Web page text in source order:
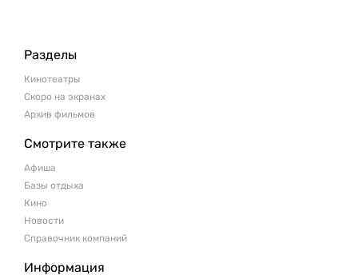
Разделы
Кинотеатры
Скоро на экранах
Архив фильмов
Смотрите также
Афиша
Базы отдыха
Кино
Новости
Справочник компаний
Информация